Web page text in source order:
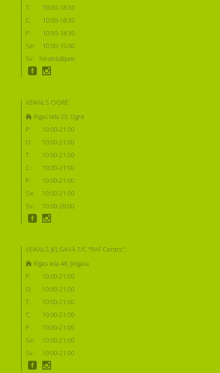
T:
10:00-18:30
C:
10:00-18:30
P:
10:00-18:30
Se:
10:00-15:00
Sv:
Nestrādājam
VEIKALS OGRĒ:
Rīgas iela 23, Ogre
P:
10:00-21:00
O:
10:00-21:00
T:
10:00-21:00
C:
10:00-21:00
P:
10:00-21:00
Se:
10:00-21:00
Sv:
10:00-20:00
VEIKALS JELGAVĀ T/C "RAF Centrs":
Rīgas iela 48, Jelgava
P:
10:00-21:00
O:
10:00-21:00
T:
10:00-21:00
C:
10:00-21:00
P:
10:00-21:00
Se:
10:00-21:00
Sv:
10:00-21:00